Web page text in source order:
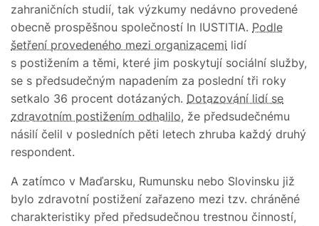
zahraničních studií, tak výzkumy nedávno provedené
obecně prospěšnou společností In IUSTITIA. Podle
šetření provedeného mezi organizacemi lidí
s postižením a těmi, které jim poskytují sociální služby,
se s předsudečným napadením za poslední tři roky
setkalo 36 procent dotázaných. Dotazování lidí se
zdravotním postižením odhalilo, že předsudečnému
násilí čelil v posledních pěti letech zhruba každý druhý
respondent.
A zatímco v Maďarsku, Rumunsku nebo Slovinsku již
bylo zdravotní postižení zařazeno mezi tzv. chráněné
charakteristiky před předsudečnou trestnou činností,